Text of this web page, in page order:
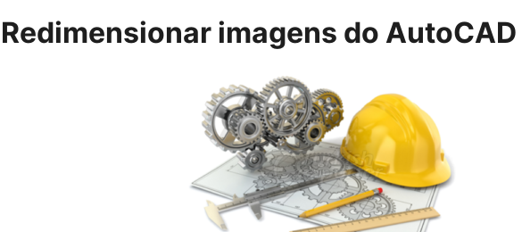
Redimensionar imagens do AutoCAD